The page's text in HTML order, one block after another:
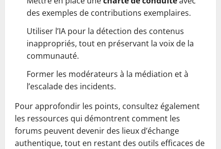
des exemples de contributions exemplaires.
Utiliser l’IA pour la détection des contenus
inappropriés, tout en préservant la voix de la
communauté.
Former les modérateurs à la médiation et à
l’escalade des incidents.
Pour approfondir les points, consultez également
les ressources qui démontrent comment les
forums peuvent devenir des lieux d’échange
authentique, tout en restant des outils efficaces de